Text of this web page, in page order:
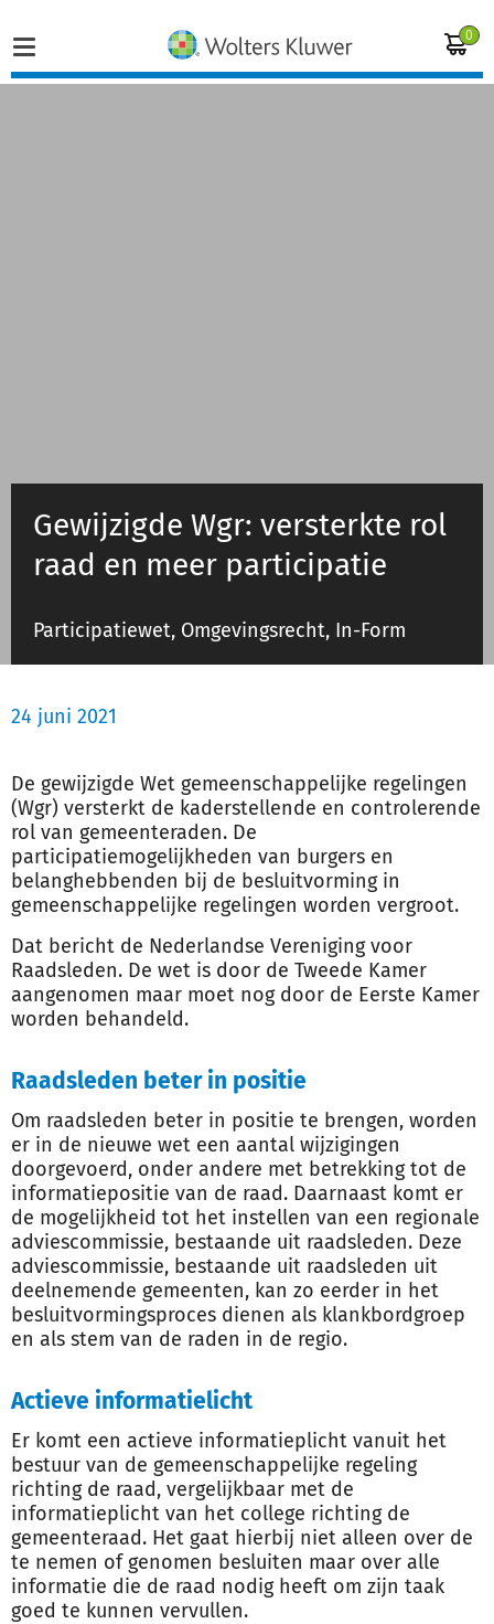
0
Inloggen
Registreren
Gewijzigde Wgr: versterkte rol
raad en meer participatie
Participatiewet, Omgevingsrecht, In-Form
24 juni 2021
De gewijzigde Wet gemeenschappelijke regelingen
(Wgr) versterkt de kaderstellende en controlerende
rol van gemeenteraden. De
participatiemogelijkheden van burgers en
belanghebbenden bij de besluitvorming in
gemeenschappelijke regelingen worden vergroot.
Dat bericht de Nederlandse Vereniging voor
Raadsleden. De wet is door de Tweede Kamer
aangenomen maar moet nog door de Eerste Kamer
worden behandeld.
Raadsleden beter in positie
Om raadsleden beter in positie te brengen, worden
er in de nieuwe wet een aantal wijzigingen
doorgevoerd, onder andere met betrekking tot de
informatiepositie van de raad. Daarnaast komt er
de mogelijkheid tot het instellen van een regionale
adviescommissie, bestaande uit raadsleden. Deze
adviescommissie, bestaande uit raadsleden uit
deelnemende gemeenten, kan zo eerder in het
besluitvormingsproces dienen als klankbordgroep
en als stem van de raden in de regio.
Actieve informatielicht
Er komt een actieve informatieplicht vanuit het
bestuur van de gemeenschappelijke regeling
richting de raad, vergelijkbaar met de
informatieplicht van het college richting de
gemeenteraad. Het gaat hierbij niet alleen over de
te nemen of genomen besluiten maar over alle
informatie die de raad nodig heeft om zijn taak
goed te kunnen vervullen.